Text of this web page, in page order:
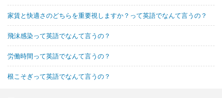
家賃と快適さのどちらを重要視しますか？って英語でなんて言うの？
飛沫感染って英語でなんて言うの？
労働時間って英語でなんて言うの？
根こそぎって英語でなんて言うの？